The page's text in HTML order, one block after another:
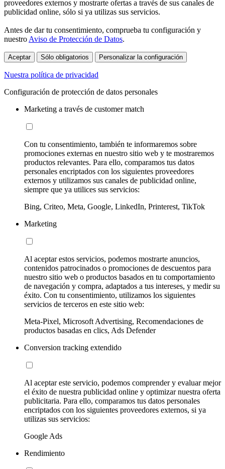
proveedores externos y mostrarte ofertas a través de sus canales de
publicidad online, sólo si ya utilizas sus servicios.
Antes de dar tu consentimiento, comprueba tu configuración y
nuestro Aviso de Protección de Datos.
Aceptar Sólo obligatorios Personalizar la configuración
Nuestra política de privacidad
Configuración de protección de datos personales
Marketing a través de customer match
Con tu consentimiento, también te informaremos sobre
promociones externas en nuestro sitio web y te mostraremos
productos relevantes. Para ello, comparamos tus datos
personales encriptados con los siguientes proveedores
externos y utilizamos sus canales de publicidad online,
siempre que ya utilices sus servicios:
Bing, Criteo, Meta, Google, LinkedIn, Printerest, TikTok
Marketing
Al aceptar estos servicios, podemos mostrarte anuncios,
contenidos patrocinados o promociones de descuentos para
nuestro sitio web o productos basados en tu comportamiento
de navegación y compra, adaptados a tus intereses, y medir su
éxito. Con tu consentimiento, utilizamos los siguientes
servicios de terceros en este sitio web:
Meta-Pixel, Microsoft Advertising, Recomendaciones de
productos basadas en clics, Ads Defender
Conversion tracking extendido
Al aceptar este servicio, podemos comprender y evaluar mejor
el éxito de nuestra publicidad online y optimizar nuestra oferta
publicitaria. Para ello, comparamos tus datos personales
encriptados con los siguientes proveedores externos, si ya
utilizas sus servicios:
Google Ads
Rendimiento